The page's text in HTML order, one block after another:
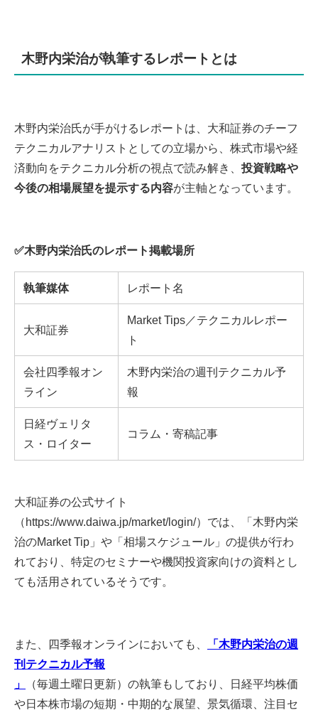
木野内栄治が執筆するレポートとは
木野内栄治氏が手がけるレポートは、大和証券のチーフ
テクニカルアナリストとしての立場から、株式市場や経
済動向をテクニカル分析の視点で読み解き、 投資戦略や
今後の相場展望を提示する内容が主軸となっています。
✅木野内栄治氏のレポート掲載場所
執筆媒体 レポート名
大和証券
Market Tips／テクニカルレポー
ト
会社四季報オン
ライン
木野内栄治の週刊テクニカル予
報
日経ヴェリタ
ス・ロイター
コラム・寄稿記事
大和証券の公式サイト
（https://www.daiwa.jp/market/login/）では、「木野内栄
治のMarket Tip」や「相場スケジュール」の提供が行わ
れており、特定のセミナーや機関投資家向けの資料とし
ても活用されているそうです。
また、四季報オンラインにおいても、
「木野内栄治の週
刊テクニカル予報
」
（毎週土曜日更新）の執筆もしており、日経平均株価
や日本株市場の短期・中期的な展望、景気循環、注目セ